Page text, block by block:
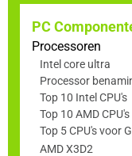
PC
Processoren
Intel core ultra
Processor
Top 10 Intel CPU's
Top 10 AMD CPU's
Top 5 CPU's voor
AMD X3D2